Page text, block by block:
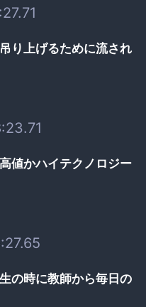
り上げるために流され
値かハイテクノロジー
の時に教師から毎日の